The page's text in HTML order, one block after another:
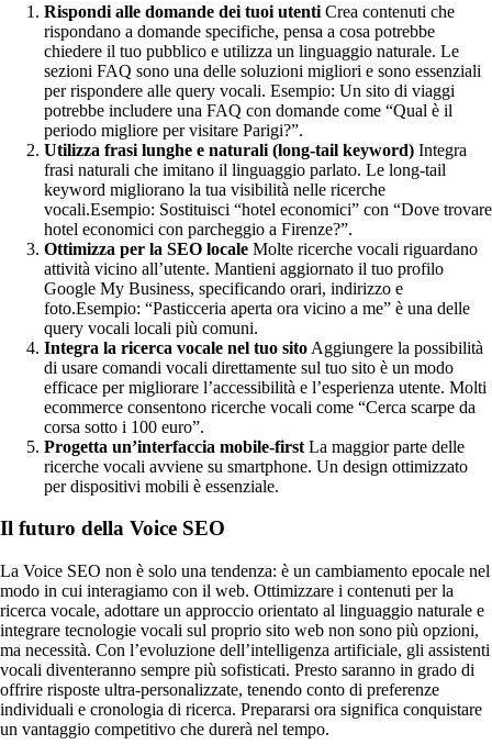
Rispondi alle domande dei tuoi utenti Crea contenuti che
rispondano a domande specifiche, pensa a cosa potrebbe
chiedere il tuo pubblico e utilizza un linguaggio naturale. Le
sezioni FAQ sono una delle soluzioni migliori e sono essenziali
per rispondere alle query vocali. Esempio: Un sito di viaggi
potrebbe includere una FAQ con domande come “Qual è il
periodo migliore per visitare Parigi?”.
Utilizza frasi lunghe e naturali (long-tail keyword) Integra
frasi naturali che imitano il linguaggio parlato. Le long-tail
keyword migliorano la tua visibilità nelle ricerche
vocali.Esempio: Sostituisci “hotel economici” con “Dove trovare
hotel economici con parcheggio a Firenze?”.
Ottimizza per la SEO locale Molte ricerche vocali riguardano
attività vicino all’utente. Mantieni aggiornato il tuo profilo
Google My Business, specificando orari, indirizzo e
foto.Esempio: “Pasticceria aperta ora vicino a me” è una delle
query vocali locali più comuni.
Integra la ricerca vocale nel tuo sito Aggiungere la possibilità
di usare comandi vocali direttamente sul tuo sito è un modo
efficace per migliorare l’accessibilità e l’esperienza utente. Molti
ecommerce consentono ricerche vocali come “Cerca scarpe da
corsa sotto i 100 euro”.
Progetta un’interfaccia mobile-first La maggior parte delle
ricerche vocali avviene su smartphone. Un design ottimizzato
per dispositivi mobili è essenziale.
Il futuro della Voice SEO
La Voice SEO non è solo una tendenza: è un cambiamento epocale nel
modo in cui interagiamo con il web. Ottimizzare i contenuti per la
ricerca vocale, adottare un approccio orientato al linguaggio naturale e
integrare tecnologie vocali sul proprio sito web non sono più opzioni,
ma necessità. Con l’evoluzione dell’intelligenza artificiale, gli assistenti
vocali diventeranno sempre più sofisticati. Presto saranno in grado di
offrire risposte ultra-personalizzate, tenendo conto di preferenze
individuali e cronologia di ricerca. Prepararsi ora significa conquistare
un vantaggio competitivo che durerà nel tempo.